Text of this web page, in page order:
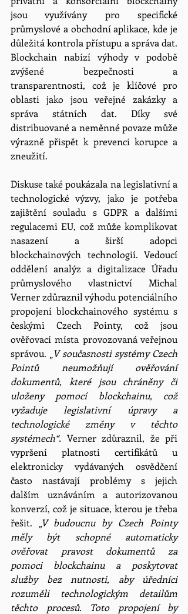
jsou využívány pro specifické
průmyslové a obchodní aplikace, kde je
důležitá kontrola přístupu a správa dat.
Blockchain nabízí výhody v podobě
zvýšené bezpečnosti a
transparentnosti, což je klíčové pro
oblasti jako jsou veřejné zakázky a
správa státních dat. Díky své
distribuované a neměnné povaze může
výrazně přispět k prevenci korupce a
zneužití.
Diskuse také poukázala na legislativní a
technologické výzvy, jako je potřeba
zajištění souladu s GDPR a dalšími
regulacemi EU, což může komplikovat
nasazení a širší adopci
blockchainových technologií. Vedoucí
oddělení analýz a digitalizace Úřadu
průmyslového vlastnictví Michal
Verner zdůraznil výhodu potenciálního
propojení blockchainového systému s
českými Czech Pointy, což jsou
ověřovací místa provozovaná veřejnou
správou. „ V současnosti systémy Czech
Pointů neumožňují ověřování
dokumentů, které jsou chráněny či
uloženy pomocí blockchainu, což
vyžaduje legislativní úpravy a
technologické změny v těchto
systémech“. Verner zdůraznil, že při
vypršení platnosti certifikátů u
elektronicky vydávaných osvědčení
často nastávají problémy s jejich
dalším uznáváním a autorizovanou
konverzí, což je situace, kterou je třeba
řešit.
„V budoucnu by Czech Pointy
měly být schopné automaticky
ověřovat pravost dokumentů za
pomoci blockchainu a poskytovat
služby bez nutnosti, aby úředníci
rozuměli technologickým detailům
těchto procesů. Toto propojení by